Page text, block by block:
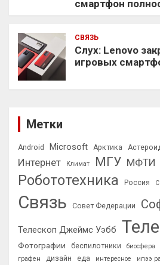
смартфон
СВЯЗЬ
Слух: Lenovo
игровых
Метки
Android Microsoft Арктика
Интернет Климат МГУ МФТИ
Робототехника Россия
Связь Совет Федерации
Телескоп Джеймс Уэбб
Фотографии беспилотники биосфера
графен
дизайн еда интересное ипээ